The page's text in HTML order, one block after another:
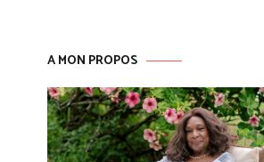
A MON PROPOS